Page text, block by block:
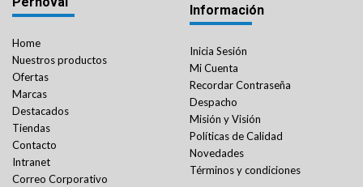
Home
Nuestros productos
Ofertas
Marcas
Destacados
Tiendas
Contacto
Intranet
Correo Corporativo
Información
Inicia Sesión
Mi Cuenta
Recordar Contraseña
Despacho
Misión y Visión
Políticas de Calidad
Novedades
Términos y condiciones